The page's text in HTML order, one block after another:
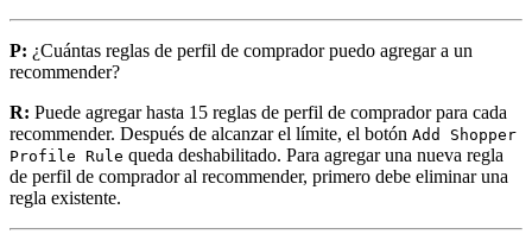
P: ¿Cuántas reglas de perfil de comprador puedo agregar a un
recommender?
R: Puede agregar hasta 15 reglas de perfil de comprador para cada
recommender. Después de alcanzar el límite, el botón Add Shopper
Profile Rule queda deshabilitado. Para agregar una nueva regla
de perfil de comprador al recommender, primero debe eliminar una
regla existente.